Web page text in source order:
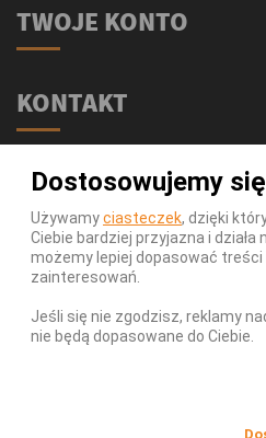
Dostosowujemy
Używamyciasteczek, dzięki
Ciebie bardziej przyjazna i działa
możemy lepiej dopasować treści
zainteresowań.
Jeśli się nie zgodzisz, reklamy
nie będą dopasowane do Ciebie.
TWOJE KONTO
KONTAKT
ul. Stołeczna 2/lok 102
15-879 Białystok
Telefon:
539 111 590
Infolinia:Pn-Pt 9-17
E-mail:
info@swiatsupli.pl